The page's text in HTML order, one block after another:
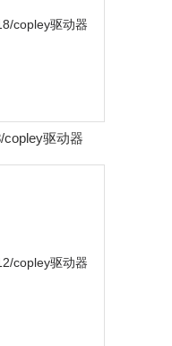
copley驱动器